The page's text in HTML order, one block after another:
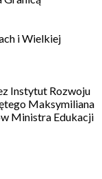
i Wielkiej
Instytut Rozwoju
Maksymiliana
Ministra Edukacji